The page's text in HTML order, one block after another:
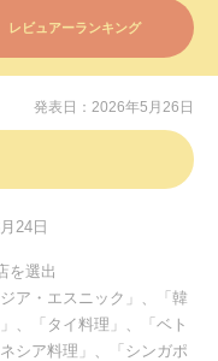
レビュアーランキング
発表日：2026年5月26日
24日
を選出
ア・エスニック」、「韓
、「タイ料理」、「ベト
シア料理」、「シンガポ